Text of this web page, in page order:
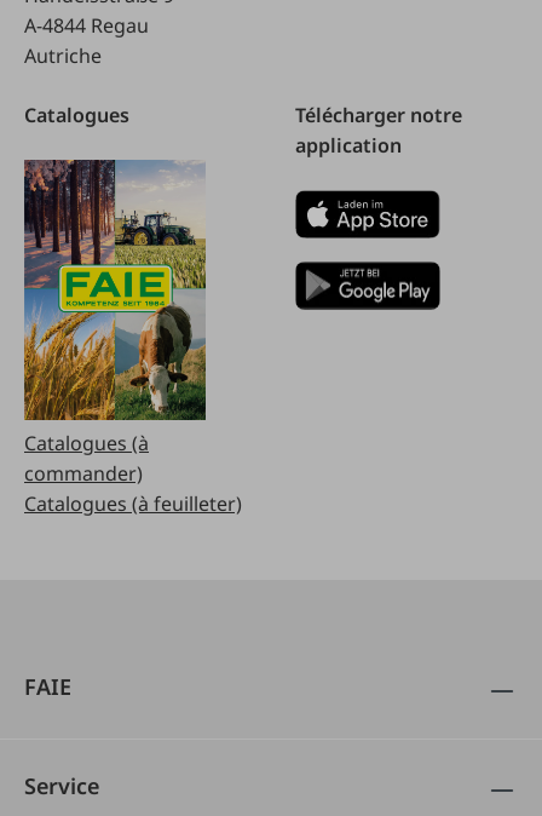
A-4844 Regau
Autriche
Catalogues
Catalogues (à
commander)
Catalogues (à feuilleter)
Télécharger notre
application
FAIE
Service